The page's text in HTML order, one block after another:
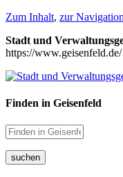
Zum Inhalt, zur Navigation
Stadt und
https://www.geisenfeld.de/
Finden in Geisenfeld
suchen